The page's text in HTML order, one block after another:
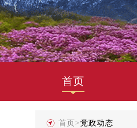
首页
首页>党政动态